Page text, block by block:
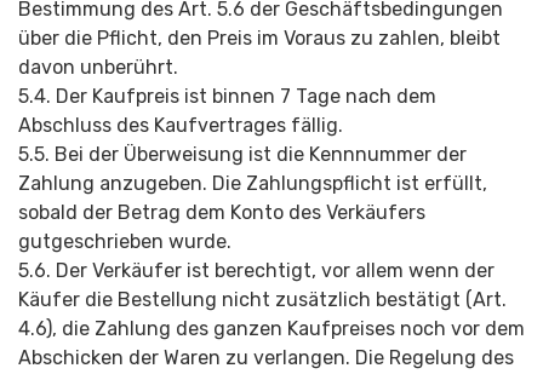
Bestimmung des Art. 5.6 der Geschäftsbedin­gungen
über die Pflicht, den Preis im Voraus zu zahlen, bleibt
davon unberührt.
5.4. Der Kaufpreis ist binnen 7 Tage nach dem
Abschluss des Kaufvertrages fällig.
5.5. Bei der Überweisung ist die Kennnummer der
Zahlung anzugeben. Die Zahlungspflicht ist erfüllt,
sobald der Betrag dem Konto des Verkäufers
gutgeschrieben wurde.
5.6. Der Verkäufer ist berechtigt, vor allem wenn der
Käufer die Bestellung nicht zusätzlich bestätigt (Art.
4.6), die Zahlung des ganzen Kaufpreises noch vor dem
Abschicken der Waren zu verlangen. Die Regelung des